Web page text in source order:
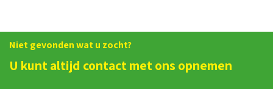
Niet gevonden wat u zocht?
U kunt altijd contact met ons opnemen